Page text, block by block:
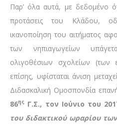
Παρ’ όλα αυτά, με δεδομένο
προτάσεις του Κλάδου,
ικανοποίηση του αιτήματος
των νηπιαγωγείων
ολιγοθέσιων σχολείων (των
επίσης, υφίσταται άνιση
Διδασκαλική Ομοσπονδία
86ης Γ.Σ., τον Ιούνιο του
του διδακτικού ωραρίου